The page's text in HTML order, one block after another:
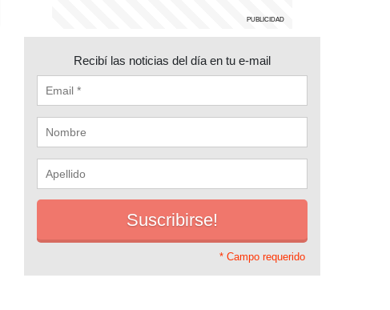
Recibí las noticias del día en tu e-mail
* Campo requerido